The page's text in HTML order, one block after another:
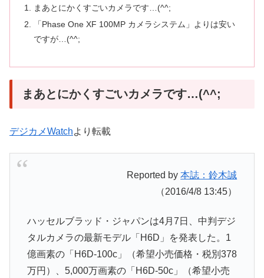
まあとにかくすごいカメラです…(^^;
「Phase One XF 100MP カメラシステム」よりは安い
ですが…(^^;
まあとにかくすごいカメラです…(^^;
デジカメWatchより転載
Reported by本誌：鈴木誠
（2016/4/8 13:45）
ハッセルブラッド・ジャパンは4月7日、中判デジ
タルカメラの最新モデル「H6D」を発表した。1
億画素の「H6D-100c」（希望小売価格・税別378
万円）、5,000万画素の「H6D-50c」（希望小売